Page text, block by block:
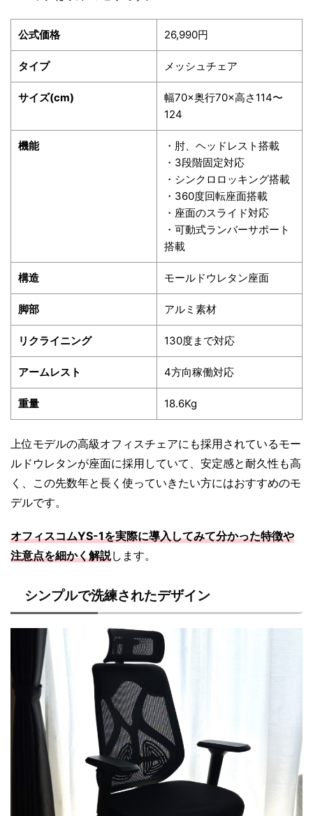
公式価格 26,990円
タイプ メッシュチェア
サイズ(cm)
幅70×奥行70×高さ114〜
124
機能
・肘、ヘッドレスト搭載
・3段階固定対応
・シンクロロッキング搭載
・360度回転座面搭載
・座面のスライド対応
・可動式ランバーサポート
搭載
構造 モールドウレタン座面
脚部 アルミ素材
リクライニング 130度まで対応
アームレスト 4方向稼働対応
重量 18.6Kg
上位モデルの高級オフィスチェアにも採用されているモー
ルドウレタンが座面に採用していて、安定感と耐久性も高
く、この先数年と長く使っていきたい方にはおすすめのモ
デルです。
オフィスコムYS-1を実際に導入してみて分かった特徴や
注意点を細かく解説します。
シンプルで洗練されたデザイン